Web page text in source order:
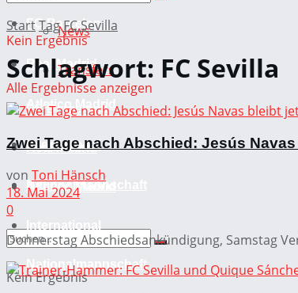
FC Barcelona
Real Madrid
Atletico Madrid
International
Nationalmannschaft
Kein Ergebnis
News
Transfers
FC Barcelona
Real Madrid
Atletico Madrid
Nationalmannschaft
Kein Ergebnis
Alle Ergebnisse anzeigen
StartTag FC Sevilla
Schlagwort: FC Sevilla
Zwei Tage nach Abschied: Jesús
von Toni Hänsch
18. Mai 2024
0
Donnerstag Abschiedsankündigung, Samstag